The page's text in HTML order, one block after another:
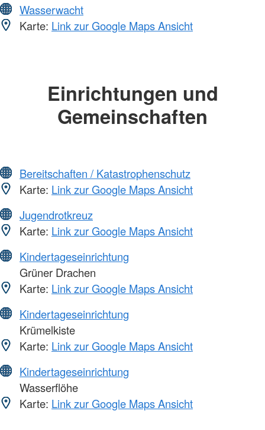
Wasserwacht
Karte: Link zur Google Maps Ansicht
Einrichtungen und
Gemeinschaften
Bereitschaften / Katastrophenschutz
Karte: Link zur Google Maps Ansicht
Jugendrotkreuz
Karte: Link zur Google Maps Ansicht
Kindertageseinrichtung
Grüner Drachen
Karte: Link zur Google Maps Ansicht
Kindertageseinrichtung
Krümelkiste
Karte: Link zur Google Maps Ansicht
Kindertageseinrichtung
Wasserflöhe
Karte: Link zur Google Maps Ansicht